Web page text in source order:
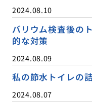
2024.08.10
バリウム検査後の
的な対策
2024.08.09
私の節水トイレの
2024.08.07